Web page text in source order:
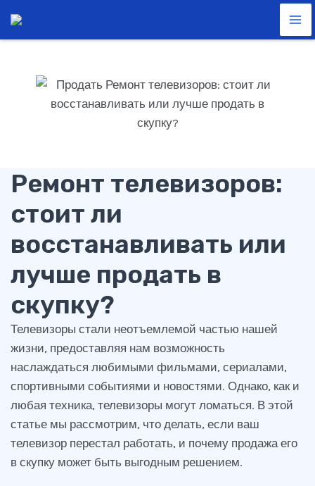
Ремонт телевизоров:
стоит ли
восстанавливать или
лучше продать в
скупку?
Телевизоры стали неотъемлемой частью нашей
жизни, предоставляя нам возможность
наслаждаться любимыми фильмами, сериалами,
спортивными событиями и новостями. Однако, как и
любая техника, телевизоры могут ломаться. В этой
статье мы рассмотрим, что делать, если ваш
телевизор перестал работать, и почему продажа его
в скупку может быть выгодным решением.